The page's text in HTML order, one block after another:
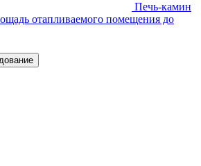
Печь-камин
отапливаемого помещения до